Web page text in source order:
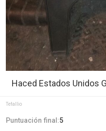
Haced Estados Unidos
Tefallio
Puntuación final:5